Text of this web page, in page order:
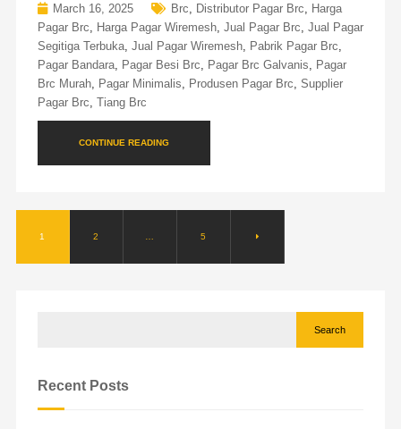
March 16, 2025 Brc Distributor Pagar Brc
Harga
Pagar Brc
Harga Pagar Wiremesh, Jual Pagar Brc Jual Pagar
Segitiga Terbuka, Jual Pagar Wiremesh, Pabrik Pagar Brc
Pagar Bandara, Pagar Besi Brc Pagar Brc Galvanis
Pagar
Brc Murah, Pagar Minimalis Produsen Pagar Brc Supplier
Pagar Brc Tiang Brc
CONTINUE READING
1 2 5
Search
Recent Posts